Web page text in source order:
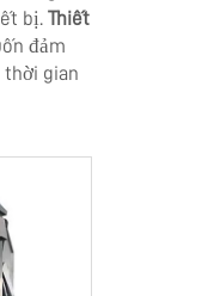
bị. Thiết
đảm
thời gian